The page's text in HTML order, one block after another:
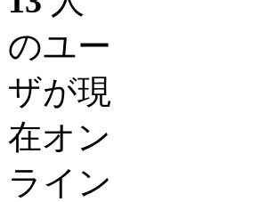
のユー
ザが現
在オン
ライン